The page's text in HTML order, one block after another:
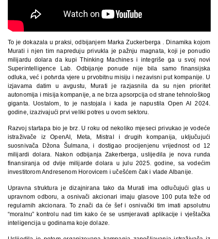
To je dokazala u praksi, odbijanjem Marka Zuckerberga . Dinamika kojom
Murati i njen tim napreduju privukla je pažnju magnata, koji je ponudio
milijardu dolara da kupi Thinking Machines i integriše ga u svoj novi
Superintelligence Lab. Odbijanje ponude nije bila samo finansijska
odluka, već i potvrda vjere u prvobitnu misiju i nezavisni put kompanije. U
izjavama datim u avgustu, Murati je razjasnila da su njen prioritet
autonomija i misija kompanije, a ne brza apsorpcija od strane tehnološkog
giganta. Uostalom, to je nastojala i kada je napustila Open AI 2024.
godine, izazivajući prvi veliki potres u ovom sektoru.
Razvoj startapa bio je brz. U roku od nekoliko mjeseci privukao je vodeće
istraživače iz OpenAI, Meta, Mistral i drugih kompanija, uključujući
suosnivača Džona Šulmana, i dostigao procijenjenu vrijednost od 12
milijardi dolara. Nakon odbijanja Zakerberga, uslijedila je nova runda
finansiranja od dvije milijarde dolara u julu 2025. godine, sa vodećim
investitorom Andresenom Horovicem i učešćem čak i vlade Albanije.
Upravna struktura je dizajnirana tako da Murati ima odlučujući glas u
upravnom odboru, a osnivači akcionari imaju glasove 100 puta teže od
regularnih akcionara. To znači da će šef i osnivački tim imati apsolutnu
“moralnu” kontrolu nad tim kako će se usmjeravati aplikacije i vještačka
inteligencija u godinama koje dolaze.